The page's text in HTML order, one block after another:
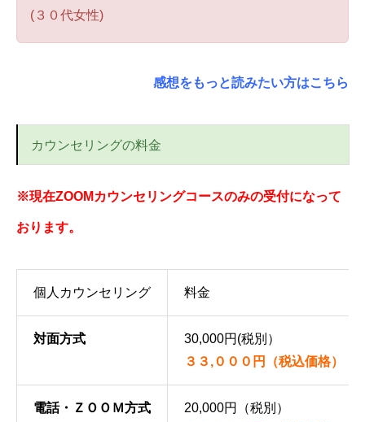
(３０代女性)
感想をもっと読みたい方はこちら
カウンセリングの料金
※現在ZOOMカウンセリングコースのみの受付になって
おります。
個人カウンセリング 料金
対面方式
30,000円(税別）
３３,０００円（税込価格）
電話・ＺＯＯＭ方式
20,000円（税別）